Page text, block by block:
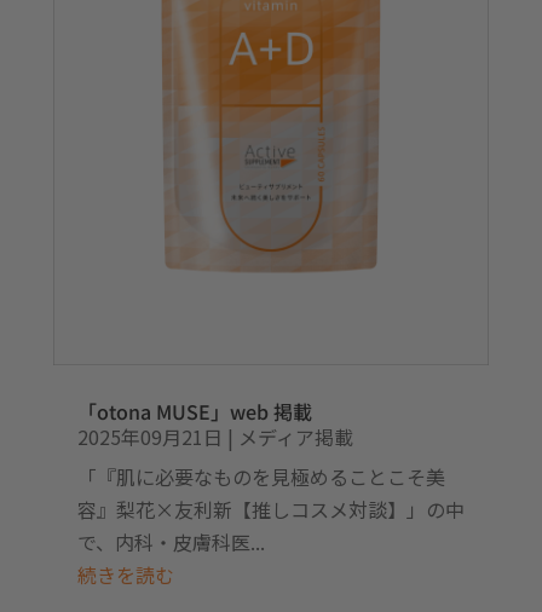
「otona MUSE」web 掲載
2025年09月21日 | メディア掲載
「『肌に必要なものを見極めることこそ美
容』梨花×友利新【推しコスメ対談】」の中
で、内科・皮膚科医...
続きを読む